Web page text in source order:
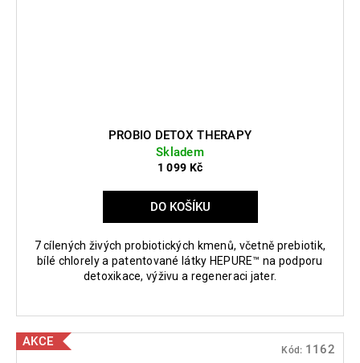
PROBIO DETOX THERAPY
Skladem
1 099 Kč
DO KOŠÍKU
7 cílených živých probiotických kmenů, včetně prebiotik,
bílé chlorely a patentované látky HEPURE™ na podporu
detoxikace, výživu a regeneraci jater.
AKCE
Kód: 1162